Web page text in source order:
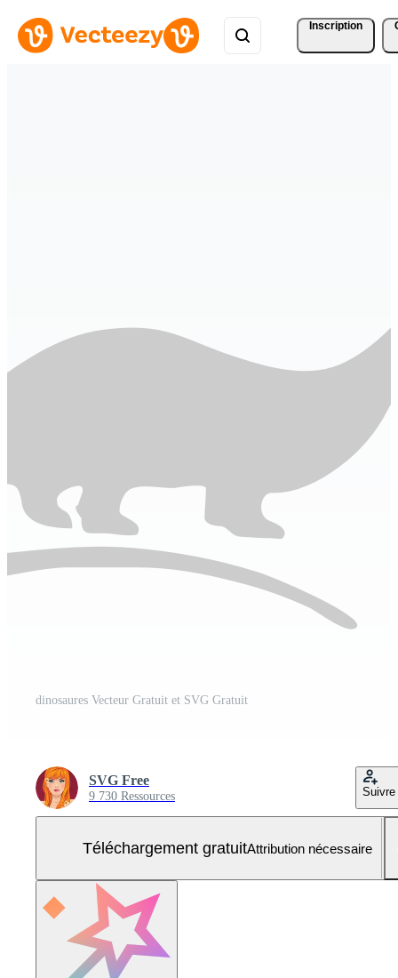
Inscription
dinosaures Vecteur Gratuit et SVG Gratuit
SVG Free
9 730 Ressources Suivre
Téléchargement gratuitAttribution nécessaire